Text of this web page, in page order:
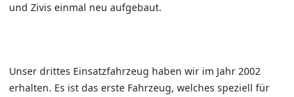
und Zivis einmal neu aufgebaut.
Unser drittes Einsatzfahrzeug haben wir im Jahr 2002
erhalten. Es ist das erste Fahrzeug, welches speziell für